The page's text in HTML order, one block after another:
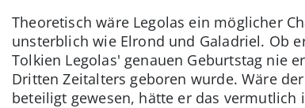
Theoretisch wäre Legolas ein möglicher
unsterblich wie Elrond und Galadriel. Ob
Tolkien Legolas' genauen Geburtstag nie
Dritten Zeitalters geboren wurde. Wäre
beteiligt gewesen, hätte er das vermutlich